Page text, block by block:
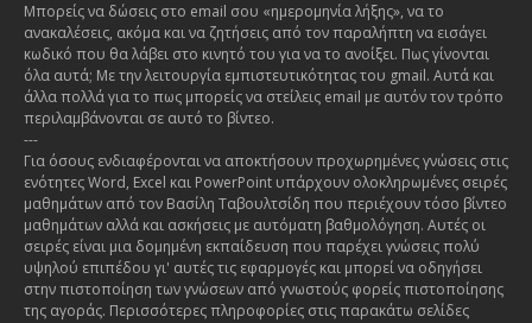
Μπορείς να δώσεις στο email σου «ημερομηνία λήξης», να το
ανακαλέσεις, ακόμα και να ζητήσεις από τον παραλήπτη να εισάγει
κωδικό που θα λάβει στο κινητό του για να το ανοίξει. Πως γίνονται
όλα αυτά; Με την λειτουργία εμπιστευτικότητας του gmail. Αυτά και
άλλα πολλά για το πως μπορείς να στείλεις email με αυτόν τον τρόπο
περιλαμβάνονται σε αυτό το βίντεο.
---
Για όσους ενδιαφέρονται να αποκτήσουν προχωρημένες γνώσεις στις
ενότητες Word, Excel και PowerPoint υπάρχουν ολοκληρωμένες σειρές
μαθημάτων από τον Βασίλη Ταβουλτσίδη που περιέχουν τόσο βίντεο
μαθημάτων αλλά και ασκήσεις με αυτόματη βαθμολόγηση. Αυτές οι
σειρές είναι μια δομημένη εκπαίδευση που παρέχει γνώσεις πολύ
υψηλού επιπέδου γι' αυτές τις εφαρμογές και μπορεί να οδηγήσει
στην πιστοποίηση των γνώσεων από γνωστούς φορείς πιστοποίησης
της αγοράς. Περισσότερες πληροφορίες στις παρακάτω σελίδες